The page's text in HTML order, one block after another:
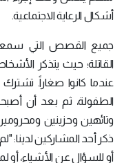
أشكال الرعاية الاجتماعية.
جميع القصص التي
القاتلة؛ حيث يتذكر
عندما كانوا صغاراً.
الطفولة، ثم بعد أن
وتائهين وحزينين
ذكر أحد المشاركين لدينا:
أو للسؤال عن الأشياء،